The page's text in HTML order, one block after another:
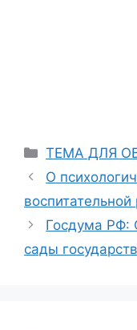
ТЕМА ДЛЯ
О
Госдума РФ:
сады